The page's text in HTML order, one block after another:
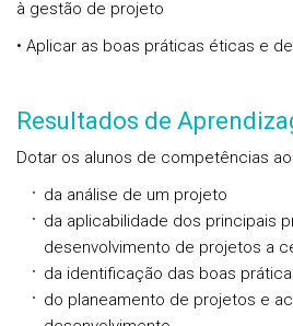
à gestão de projeto
• Aplicar as boas práticas éticas e
Resultados de
Dotar os alunos de competências ao
da análise de um projeto
da aplicabilidade dos principais
desenvolvimento de projetos a
da identificação das boas
do planeamento de projetos e